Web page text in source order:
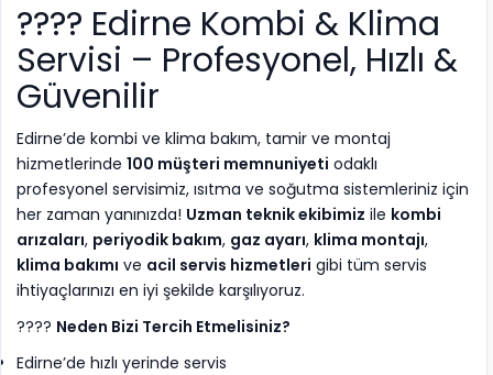
????️ Edirne Kombi & Klima
Servisi – Profesyonel, Hızlı &
Güvenilir
Edirne’de kombi ve klima bakım, tamir ve montaj
hizmetlerinde 100 müşteri memnuniyeti odaklı
profesyonel servisimiz, ısıtma ve soğutma sistemleriniz için
her zaman yanınızda! Uzman teknik ekibimiz ile kombi
arızaları, periyodik bakım, gaz ayarı, klima montajı,
klima bakımı ve acil servis hizmetleri gibi tüm servis
ihtiyaçlarınızı en iyi şekilde karşılıyoruz.
???? Neden Bizi Tercih Etmelisiniz?
Edirne’de hızlı yerinde servis